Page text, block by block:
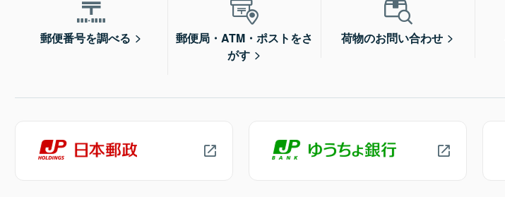
郵便番号を調べる
郵便局・ATM・ポストをさ
がす
荷物のお問い合わせ